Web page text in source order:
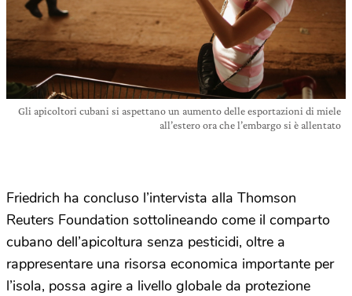
Gli apicoltori cubani si aspettano un aumento delle esportazioni di miele
all’estero ora che l’embargo si è allentato
Friedrich ha concluso l’intervista alla Thomson
Reuters Foundation sottolineando come il comparto
cubano dell’apicoltura senza pesticidi, oltre a
rappresentare una risorsa economica importante per
l’isola, possa agire a livello globale da protezione